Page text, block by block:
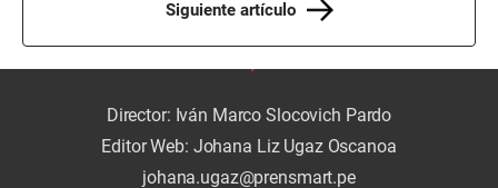
Siguiente artículo
Director: Iván Marco Slocovich Pardo
Editor Web: Johana Liz Ugaz Oscanoa
johana.ugaz@prensmart.pe